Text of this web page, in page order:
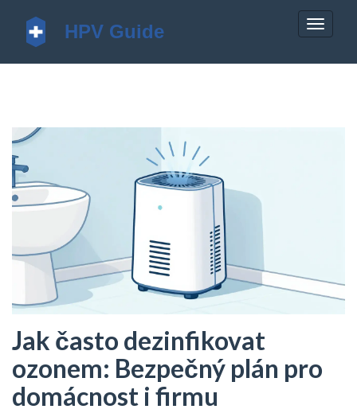
Jak často dezinfikovat
ozonem: Bezpečný plán pro
domácnost i firmu